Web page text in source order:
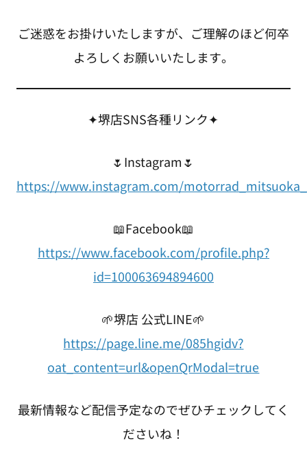
ご迷惑をお掛けいたしますが、ご理解のほど何卒
よろしくお願いいたします。
✦堺店SNS各種リンク✦
🌷Instagram🌷
https://www.instagram.com/
📖Facebook📖
https://www.facebook.com/profile.php?
id=100063694894600
🌱堺店 公式LINE🌱
https://page.line.me/085hgidv?
oat_content=url&openQrModal=true
最新情報など配信予定なのでぜひチェックしてく
ださいね！